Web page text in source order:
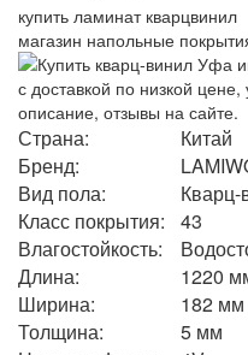
купить ламинат кварцвинил
магазин напольные
Страна:
Китай
Бренд:
Вид пола:
Кварц-
Класс покрытия:
43
Влагостойкость:
Длина:
1220
Ширина:
182 мм
Толщина:
5 мм